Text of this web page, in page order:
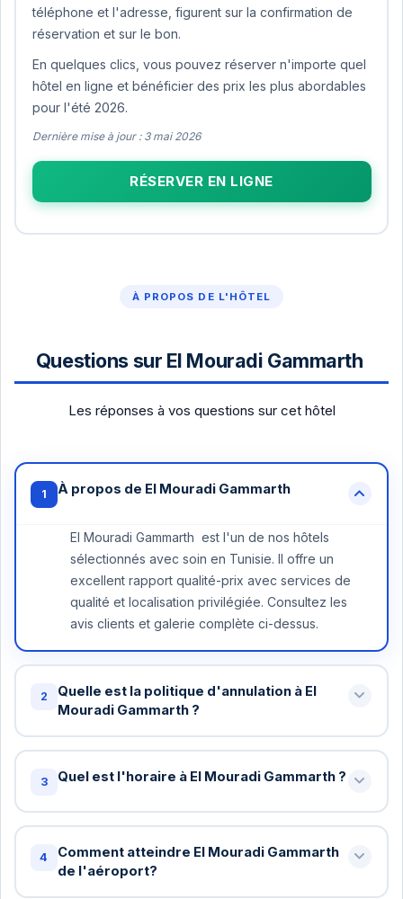
téléphone et l'adresse, figurent sur la confirmation de
réservation et sur le bon.
En quelques clics, vous pouvez réserver n'importe quel
hôtel en ligne et bénéficier des prix les plus abordables
pour l'été 2026.
Dernière mise à jour : 3 mai 2026
RÉSERVER EN LIGNE
À PROPOS DE L'HÔTEL
Questions sur El Mouradi Gammarth
Les réponses à vos questions sur cet hôtel
1 À propos de El Mouradi Gammarth
El Mouradi Gammarth est l'un de nos hôtels
sélectionnés avec soin en Tunisie. Il offre un
excellent rapport qualité-prix avec services de
qualité et localisation privilégiée. Consultez les
avis clients et galerie complète ci-dessus.
2
Quelle est la politique d'annulation à El
Mouradi Gammarth ?
Annulation gratuite jusqu'à 48 heures avant votre
arrivée à El Mouradi Gammarth . Au-delà, une nuit
des conditions différentes - vérifiez lors de la
3 Quel est l'horaire à El Mouradi Gammarth ?
Check-in standard: 15h / Check-out standard: 11h
chez El Mouradi Gammarth . Vous pouvez
demander un check-in anticipé ou late checkout
4
Comment atteindre El Mouradi Gammarth
de l'aéroport?